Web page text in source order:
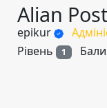
Alian
epikur
Рівень
1 Бали